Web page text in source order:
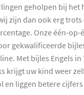
geholpen bij het
zijn dan ook erg trots
Onze één-
gekwalificeerde
Met bijles Engels in
krijgt uw kind weer
en liggen betere